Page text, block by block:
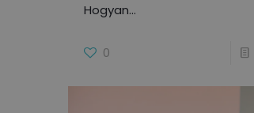
Hogyan
0